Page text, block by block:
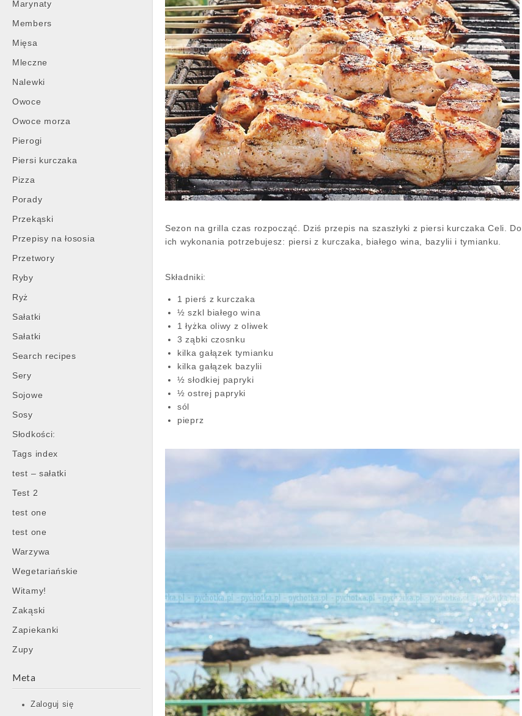
Marynaty
Members
Mięsa
Mleczne
Nalewki
Owoce
Owoce morza
Pierogi
Piersi kurczaka
Pizza
Porady
Przekąski
Przepisy na łososia
Przetwory
Ryby
Ryż
Sałatki
Sałatki
Search recipes
Sery
Sojowe
Sosy
Słodkości:
Tags index
test – sałatki
Test 2
test one
test one
Warzywa
Wegetariańskie
Witamy!
Zakąski
Zapiekanki
Zupy
Meta
Zaloguj się
Sezon na grilla czas rozpocząć. Dziś przepis na szaszłyki z piersi kurczaka Celi. Do
ich wykonania potrzebujesz: piersi z kurczaka, białego wina, bazylii i tymianku.
Składniki:
1 pierś z kurczaka
½ szkl białego wina
1 łyżka oliwy z oliwek
3 ząbki czosnku
kilka gałązek tymianku
kilka gałązek bazylii
½ słodkiej papryki
½ ostrej papryki
sól
pieprz